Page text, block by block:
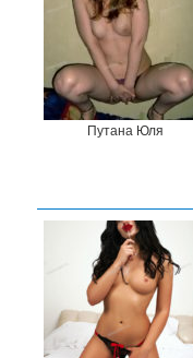
Путана Юля